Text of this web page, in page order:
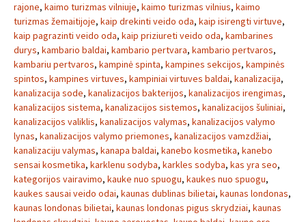
rajone, kaimo turizmas vilniuje, kaimo turizmas vilnius, kaimo
turizmas žemaitijoje, kaip drekinti veido oda, kaip isirengti virtuve,
kaip pagrazinti veido oda, kaip priziureti veido oda, kambarines
durys, kambario baldai, kambario pertvara, kambario pertvaros,
kambariu pertvaros, kampinė spinta, kampines sekcijos, kampinės
spintos, kampines virtuves, kampiniai virtuves baldai, kanalizacija,
kanalizacija sode, kanalizacijos bakterijos, kanalizacijos irengimas,
kanalizacijos sistema, kanalizacijos sistemos, kanalizacijos šuliniai,
kanalizacijos valiklis, kanalizacijos valymas, kanalizacijos valymo
lynas, kanalizacijos valymo priemones, kanalizacijos vamzdžiai,
kanalizaciju valymas, kanapa baldai, kanebo kosmetika, kanebo
sensai kosmetika, karklenu sodyba, karkles sodyba, kas yra seo,
kategorijos vairavimo, kauke nuo spuogu, kaukes nuo spuogu,
kaukes sausai veido odai, kaunas dublinas bilietai, kaunas londonas,
kaunas londonas bilietai, kaunas londonas pigus skrydziai, kaunas